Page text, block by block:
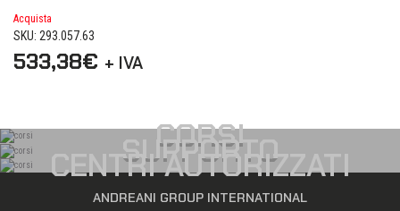
Acquista
SKU: 293.057.63
533,38€ + IVA
CORSI
SUPPORTO
CENTRI AUTORIZZATI
ANDREANI GROUP INTERNATIONAL